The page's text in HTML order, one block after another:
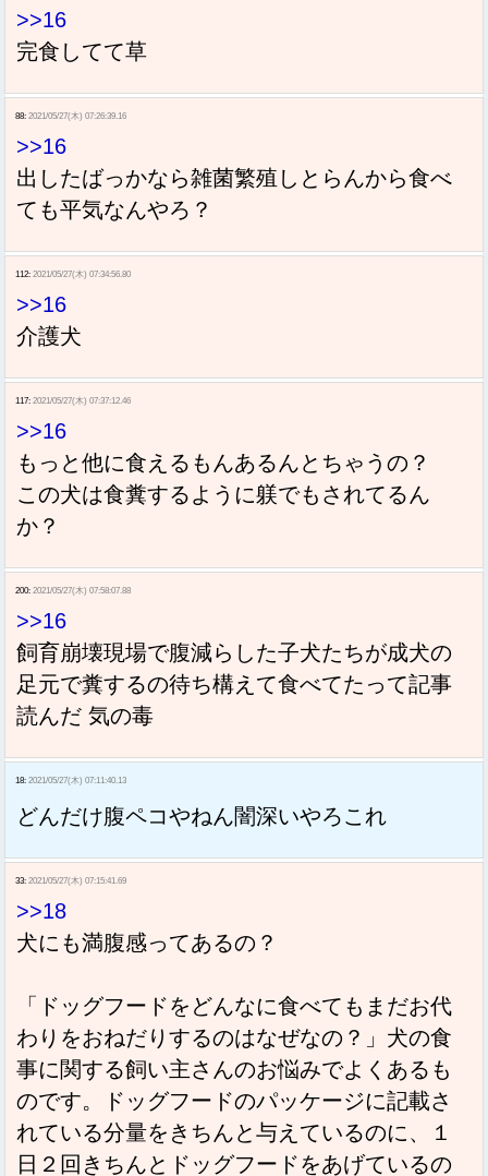
>>16
完食してて草
88: 2021/05/27(木) 07:26:39.16
>>16
出したばっかなら雑菌繁殖しとらんから食べ
ても平気なんやろ？
112: 2021/05/27(木) 07:34:56.80
>>16
介護犬
117: 2021/05/27(木) 07:37:12.46
>>16
もっと他に食えるもんあるんとちゃうの？
この犬は食糞するように躾でもされてるん
か？
200: 2021/05/27(木) 07:58:07.88
>>16
飼育崩壊現場で腹減らした子犬たちが成犬の
足元で糞するの待ち構えて食べてたって記事
読んだ 気の毒
18: 2021/05/27(木) 07:11:40.13
どんだけ腹ペコやねん闇深いやろこれ
33: 2021/05/27(木) 07:15:41.69
>>18
犬にも満腹感ってあるの？
「ドッグフードをどんなに食べてもまだお代
わりをおねだりするのはなぜなの？」犬の食
事に関する飼い主さんのお悩みでよくあるも
のです。ドッグフードのパッケージに記載さ
れている分量をきちんと与えているのに、１
日２回きちんとドッグフードをあげているの